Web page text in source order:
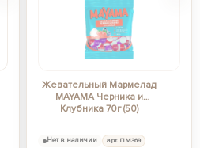
Жевательный Мармелад
MAYAMA Черника и
Клубника 70г (50)
Нет в наличии арт. ПМ369